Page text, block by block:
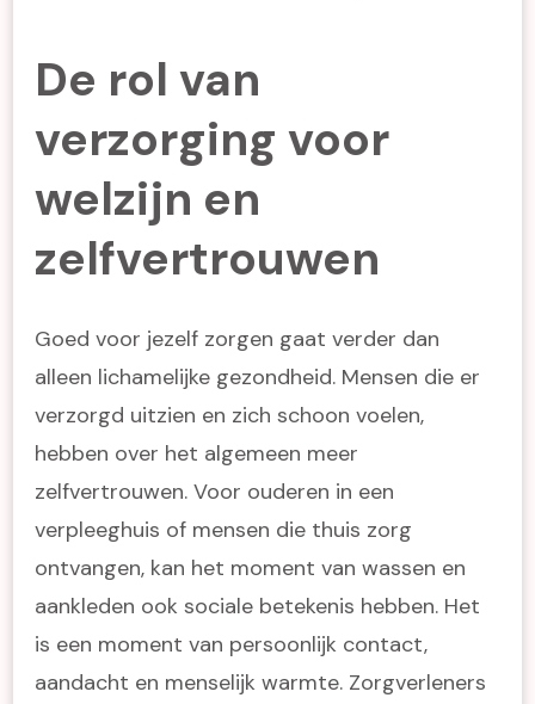
De rol van
verzorging voor
welzijn en
zelfvertrouwen
Goed voor jezelf zorgen gaat verder dan
alleen lichamelijke gezondheid. Mensen die er
verzorgd uitzien en zich schoon voelen,
hebben over het algemeen meer
zelfvertrouwen. Voor ouderen in een
verpleeghuis of mensen die thuis zorg
ontvangen, kan het moment van wassen en
aankleden ook sociale betekenis hebben. Het
is een moment van persoonlijk contact,
aandacht en menselijk warmte. Zorgverleners